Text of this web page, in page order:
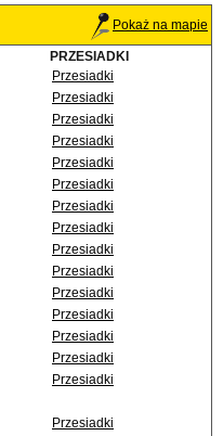
Pokaż na mapie
PRZESIADKI
Przesiadki
Przesiadki
Przesiadki
Przesiadki
Przesiadki
Przesiadki
Przesiadki
Przesiadki
Przesiadki
Przesiadki
Przesiadki
Przesiadki
Przesiadki
Przesiadki
Przesiadki
Przesiadki